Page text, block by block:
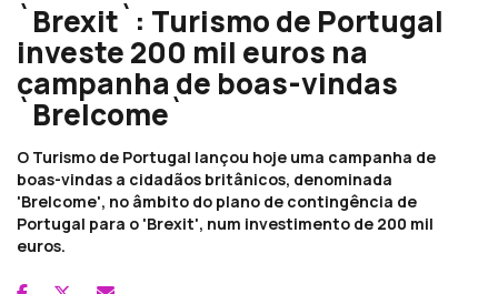
`Brexit`: Turismo de Portugal
investe 200 mil euros na
campanha de boas-vindas
`Brelcome`
O Turismo de Portugal lançou hoje uma campanha de
boas-vindas a cidadãos britânicos, denominada
'Brelcome', no âmbito do plano de contingência de
Portugal para o 'Brexit', num investimento de 200 mil
euros.